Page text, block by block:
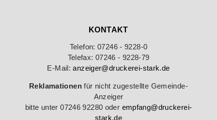
KONTAKT
Telefon: 07246 - 9228-0
Telefax: 07246 - 9228-79
E-Mail:anzeiger@druckerei-stark.de
Reklamationenfür nicht zugestellte Gemeinde-
Anzeiger
bitte unter 07246 92280 oder empfang@druckerei-
stark.de